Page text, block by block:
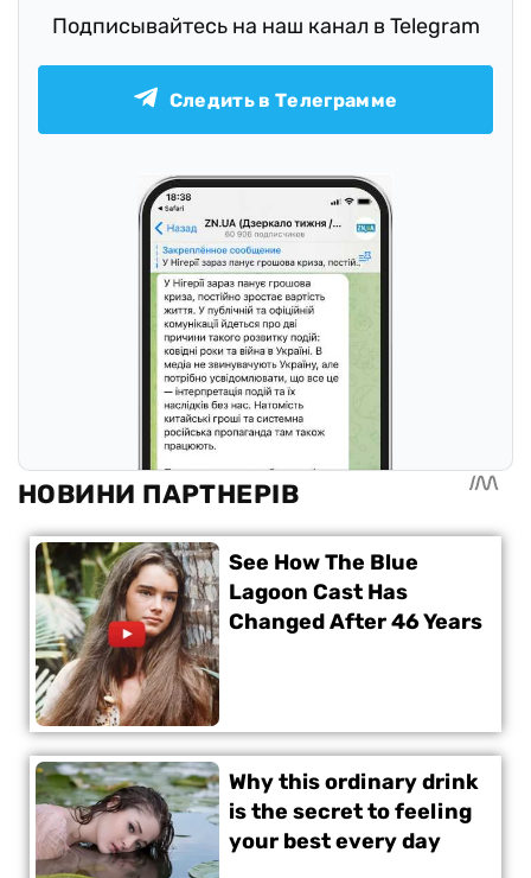
Подписывайтесь на наш канал в Telegram
Следить в Телеграмме